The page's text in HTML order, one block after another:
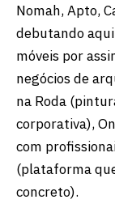
Nomah, Apto,
debutando
móveis por
negócios de
na Roda
corporativa),
com
(plataforma
concreto).